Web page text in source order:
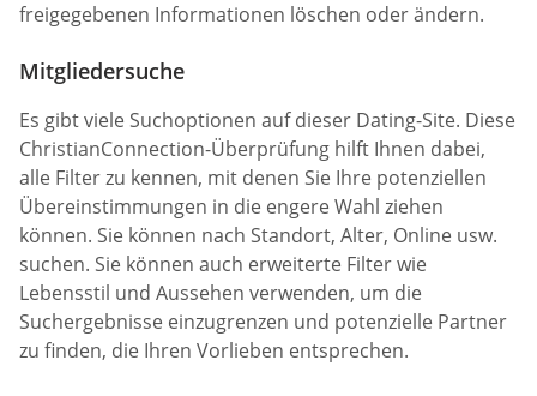
freigegebenen Informationen löschen oder ändern.
Mitgliedersuche
Es gibt viele Suchoptionen auf dieser Dating-Site. Diese
ChristianConnection-Überprüfung hilft Ihnen dabei,
alle Filter zu kennen, mit denen Sie Ihre potenziellen
Übereinstimmungen in die engere Wahl ziehen
können. Sie können nach Standort, Alter, Online usw.
suchen. Sie können auch erweiterte Filter wie
Lebensstil und Aussehen verwenden, um die
Suchergebnisse einzugrenzen und potenzielle Partner
zu finden, die Ihren Vorlieben entsprechen.